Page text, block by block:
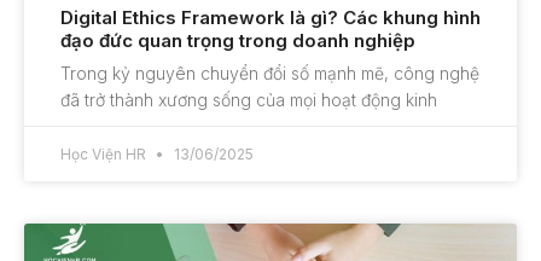
Digital Ethics Framework là gì? Các khung hình
đạo đức quan trọng trong doanh nghiệp
Trong kỷ nguyên chuyển đổi số mạnh mẽ, công nghệ
đã trở thành xương sống của mọi hoạt động kinh
Học Viện HR 13/06/2025